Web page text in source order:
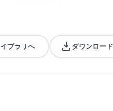
ブラリへ ダウンロード